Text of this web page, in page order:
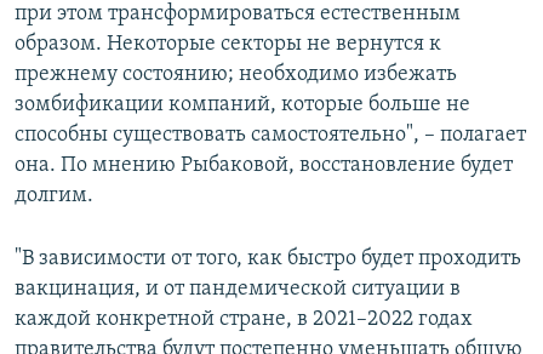
при этом трансформироваться естественным
образом. Некоторые секторы не вернутся к
прежнему состоянию; необходимо избежать
зомбификации компаний, которые больше не
способны существовать самостоятельно", – полагает
она. По мнению Рыбаковой, восстановление будет
долгим.
"В зависимости от того, как быстро будет проходить
вакцинация, и от пандемической ситуации в
каждой конкретной стране, в 2021–2022 годах